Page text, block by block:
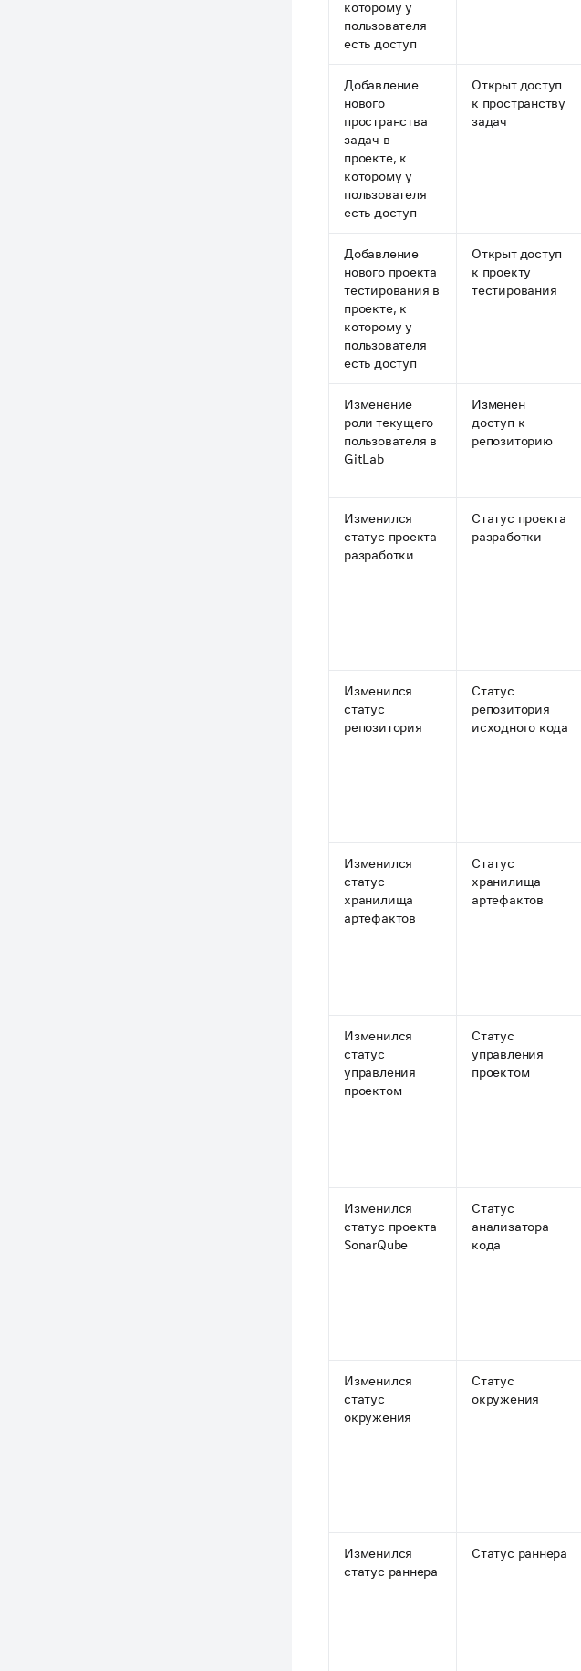
которому у
пользователя
есть доступ
Добавление
нового
пространства
задач в
проекте, к
которому у
пользователя
есть доступ
Открыт доступ
к пространству
задач
Добавление
нового проекта
тестирования в
проекте, к
которому у
пользователя
есть доступ
Открыт доступ
к проекту
тестирования
Изменение
роли текущего
пользователя в
GitLab
Изменен
доступ к
репозиторию
Изменился
статус проекта
разработки
Статус проекта
разработки
Изменился
статус
репозитория
Статус
репозитория
исходного кода
Изменился
статус
хранилища
артефактов
Статус
хранилища
артефактов
Изменился
статус
управления
проектом
Статус
управления
проектом
Изменился
статус проекта
SonarQube
Статус
анализатора
кода
Изменился
статус
окружения
Статус
окружения
Изменился
статус раннера
Статус раннера